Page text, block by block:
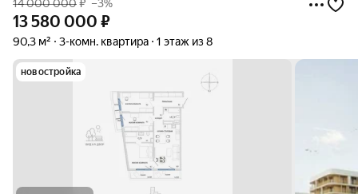
14 000 000₽ –3%
13 580 000 ₽
90,3 м² 3-комн. квартира 1 этаж из 8
новостройка